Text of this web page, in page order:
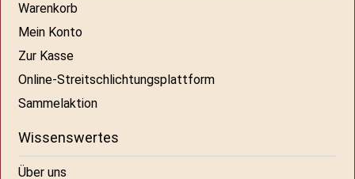
Warenkorb
Mein Konto
Zur Kasse
Online-Streitschlichtungsplattform
Sammelaktion
Wissenswertes
Über uns